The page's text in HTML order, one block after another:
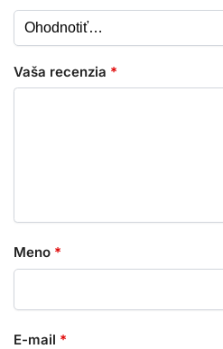
Vaša recenzia *
Meno *
E-mail *